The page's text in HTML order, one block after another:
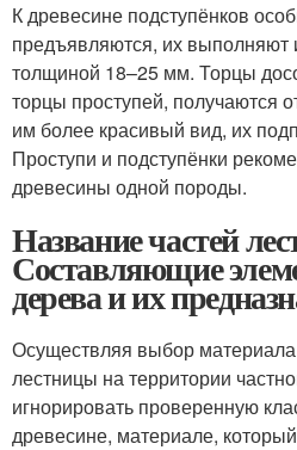
К древесине подступёнков
предъявляются, их выполняют
толщиной 18–25 мм. Торцы
торцы проступей, получаются
им более красивый вид, их
Проступи и подступёнки
древесины одной породы.
Название частей
Составляющие
дерева и их
Осуществляя выбор материала
лестницы на территории
игнорировать проверенную
древесине, материале, который